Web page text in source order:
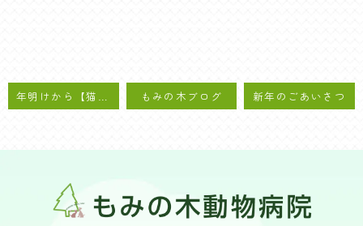
年明けから【猫ちゃん検診2022】が始まります！ もみの木ブログ 新年のごあいさつ